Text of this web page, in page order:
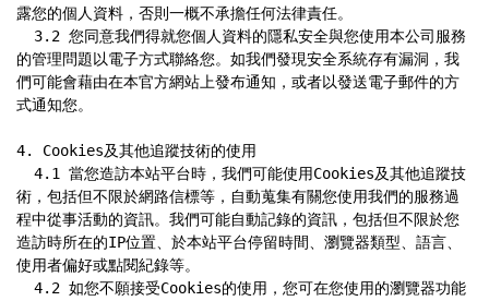
露您的個人資料，否則一概不承擔任何法律責任。
的管理問題以電子方式聯絡您。如我們發現安全系統存有漏洞，我
們可能會藉由在本官方網站上發布通知，或者以發送電子郵件的方
式通知您。
4. Cookies及其他追蹤技術的使用
術，包括但不限於網路信標等，自動蒐集有關您使用我們的服務過
程中從事活動的資訊。我們可能自動記錄的資訊，包括但不限於您
造訪時所在的IP位置、於本站平台停留時間、瀏覽器類型、語言、
使用者偏好或點閱紀錄等。